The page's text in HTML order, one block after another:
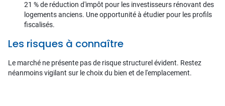
21 % de réduction d'impôt pour les investisseurs rénovant des
logements anciens. Une opportunité à étudier pour les profils
fiscalisés.
Les risques à connaître
Le marché ne présente pas de risque structurel évident. Restez
néanmoins vigilant sur le choix du bien et de l'emplacement.